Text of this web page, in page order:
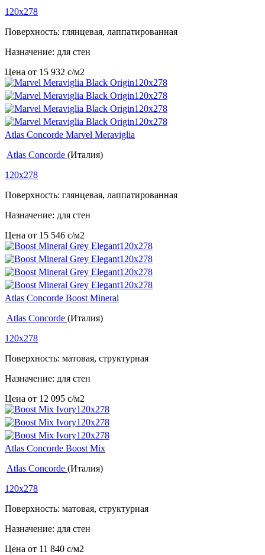
120x278
Поверхность: глянцевая, лаппатированная
Назначение: для стен
Цена от 15 932 c/м2
Atlas Concorde Marvel Meraviglia
Atlas Concorde (Италия)
120x278
Поверхность: глянцевая, лаппатированная
Назначение: для стен
Цена от 15 546 c/м2
Atlas Concorde Boost Mineral
Atlas Concorde (Италия)
120x278
Поверхность: матовая, структурная
Назначение: для стен
Цена от 12 095 c/м2
Atlas Concorde Boost Mix
Atlas Concorde (Италия)
120x278
Поверхность: матовая, структурная
Назначение: для стен
Цена от 11 840 c/м2